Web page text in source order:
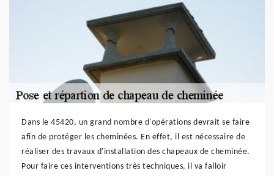
Dans le 45420, un grand nombre d'opérations devrait se faire
afin de protéger les cheminées. En effet, il est nécessaire de
réaliser des travaux d'installation des chapeaux de cheminée.
Pour faire ces interventions très techniques, il va falloir